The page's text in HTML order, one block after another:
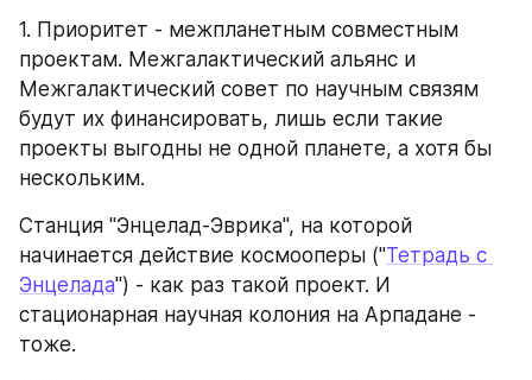
1. Приоритет - межпланетным совместным
проектам. Межгалактический альянс и
Межгалактический совет по научным связям
будут их финансировать, лишь если такие
проекты выгодны не одной планете, а хотя бы
нескольким.
Станция "Энцелад-Эврика", на которой
начинается действие космооперы ("Тетрадь с
Энцелада") - как раз такой проект. И
стационарная научная колония на Арпадане -
тоже.